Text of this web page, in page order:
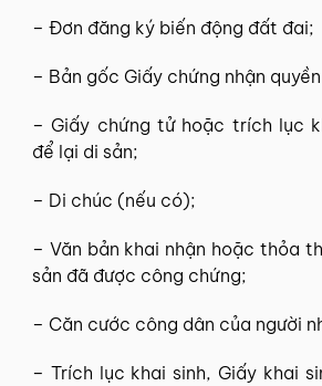
– Đơn đăng ký biến động đất đai;
– Bản gốc Giấy chứng nhận
– Giấy chứng tử hoặc trích lục
để lại di sản;
– Di chúc (nếu có);
– Văn bản khai nhận hoặc thỏa
sản đã được công chứng;
– Căn cước công dân của người
– Trích lục khai sinh, Giấy khai